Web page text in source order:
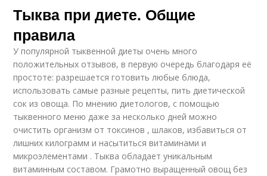
Тыква при диете. Общие
правила
У популярной тыквенной диеты очень много
положительных отзывов, в первую очередь благодаря её
простоте: разрешается готовить любые блюда,
использовать самые разные рецепты, пить диетической
сок из овоща. По мнению диетологов, с помощью
тыквенного меню даже за несколько дней можно
очистить организм от токсинов , шлаков, избавиться от
лишних килограмм и насытиться витаминами и
микроэлементами . Тыква обладает уникальным
витаминным составом. Грамотно выращенный овощ без